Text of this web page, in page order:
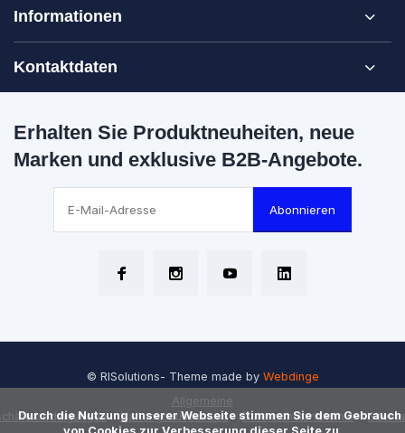
Informationen
Kontaktdaten
Erhalten Sie Produktneuheiten, neue
Marken und exklusive B2B-Angebote.
Abonnieren
Allgemeine
Haftungsausschluss Datenschutzrichtlinie
© RISolutions- Theme made by Webdinge
      Durch die Nutzung unserer Webseite stimmen Sie dem Gebrauch